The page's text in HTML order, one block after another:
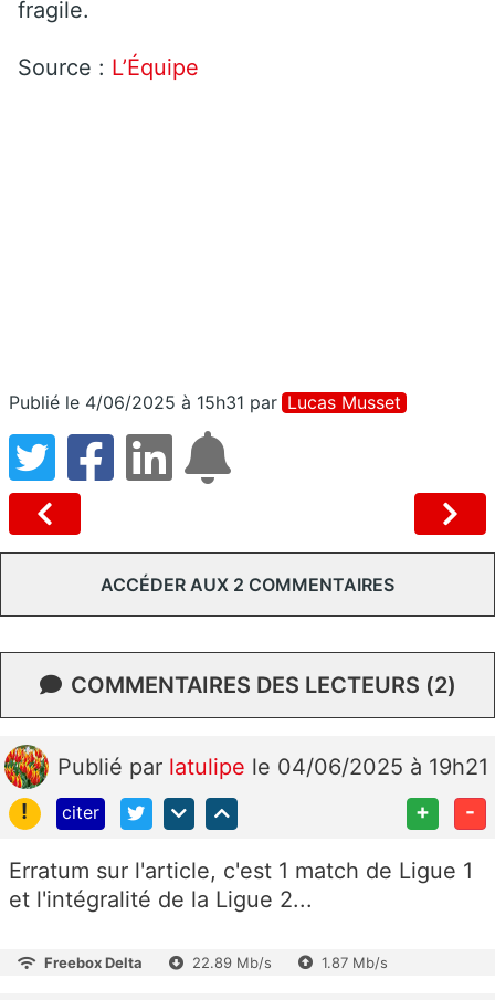
fragile.
Source : L’Équipe
Publié le 4/06/2025 à 15h31 par Lucas Musset
ACCÉDER AUX 2 COMMENTAIRES
COMMENTAIRES DES LECTEURS (2)
Publié par latulipe le 04/06/2025 à 19h21
!
citer + -
Erratum sur l'article, c'est 1 match de Ligue 1
et l'intégralité de la Ligue 2...
Freebox Delta 22.89 Mb/s 1.87 Mb/s